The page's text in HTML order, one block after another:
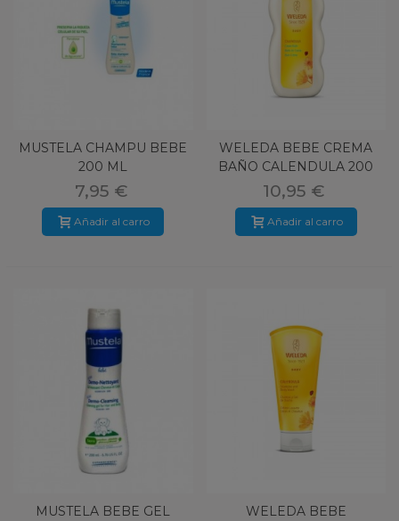
MUSTELA CHAMPU BEBE
200 ML
7,95 €
Añadir al carro
WELEDA BEBE CREMA
BAÑO CALENDULA 200
ML
10,95 €
Añadir al carro
MUSTELA BEBE GEL
WELEDA BEBE